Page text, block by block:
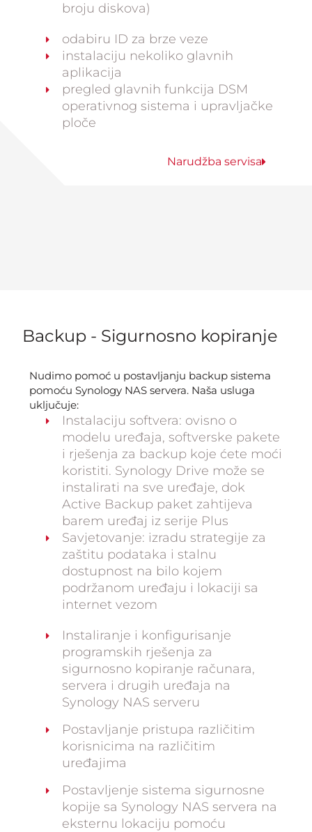
broju diskova)
odabiru ID za brze veze
instalaciju nekoliko glavnih
aplikacija
pregled glavnih funkcija DSM
operativnog sistema i upravljačke
ploče
Narudžba servisa
Backup - Sigurnosno kopiranje
Nudimo pomoć u postavljanju backup sistema
pomoću Synology NAS servera. Naša usluga
uključuje:
Instalaciju softvera: ovisno o
modelu uređaja, softverske pakete
i rješenja za backup koje ćete moći
koristiti. Synology Drive može se
instalirati na sve uređaje, dok
Active Backup paket zahtijeva
barem uređaj iz serije Plus
Savjetovanje: izradu strategije za
zaštitu podataka i stalnu
dostupnost na bilo kojem
podržanom uređaju i lokaciji sa
internet vezom
Instaliranje i konfigurisanje
programskih rješenja za
sigurnosno kopiranje računara,
servera i drugih uređaja na
Synology NAS serveru
Postavljanje pristupa različitim
korisnicima na različitim
uređajima
Postavljenje sistema sigurnosne
kopije sa Synology NAS servera na
eksternu lokaciju pomoću